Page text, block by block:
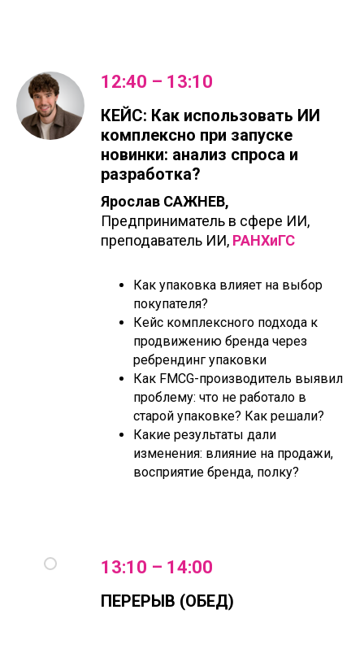
12:40 – 13:10
КЕЙС: Как использовать ИИ
комплексно при запуске
новинки: анализ спроса и
разработка?
Ярослав САЖНЕВ,
Предприниматель в сфере ИИ,
преподаватель ИИ, РАНХиГС
Как упаковка влияет на выбор
покупателя?
Кейс комплексного подхода к
продвижению бренда через
ребрендинг упаковки
Как FMCG-производитель выявил
проблему: что не работало в
старой упаковке? Как решали?
Какие результаты дали
изменения: влияние на продажи,
восприятие бренда, полку?
13:10 – 14:00
ПЕРЕРЫВ (ОБЕД)